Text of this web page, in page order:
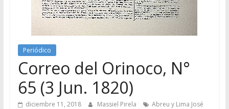
Periódico
Correo del Orinoco, N°
65 (3 Jun. 1820)
diciembre 11, 2018 Massiel Pirela
Abreu y Lima José